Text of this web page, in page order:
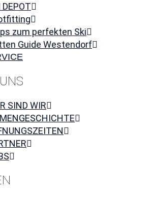
DEPOT
zum perfekten Ski
Guide Westendorf
SIND WIR